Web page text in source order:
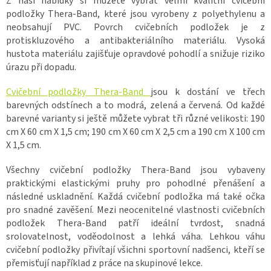
podložky Thera-Band, které jsou vyrobeny z polyethylenu a
neobsahují PVC. Povrch cvičebních podložek je z
protiskluzového a antibakteriálního materiálu. Vysoká
hustota materiálu zajišťuje opravdové pohodlí a snižuje riziko
úrazu při dopadu.
Cvičební podložky Thera-Bandjsou k dostání ve třech
barevných odstínech a to modrá, zelená a červená. Od každé
barevné varianty si ještě můžete vybrat tři různé velikosti: 190
cm X 60 cm X 1,5 cm; 190 cm X 60 cm X 2,5 cm a 190 cm X 100 cm
X 1,5 cm.
Všechny cvičební podložky Thera-Band jsou vybaveny
praktickými elastickými pruhy pro pohodlné přenášení a
následné uskladnění. Každá cvičební podložka má také očka
pro snadné zavěšení. Mezi neocenitelné vlastnosti cvičebních
podložek Thera-Band patří ideální tvrdost, snadná
srolovatelnost, voděodolnost a lehká váha. Lehkou váhu
cvičební podložky přivítají všichni sportovní nadšenci, kteří se
přemisťují například z práce na skupinové lekce.